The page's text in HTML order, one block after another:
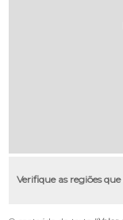
Verifique as regiões